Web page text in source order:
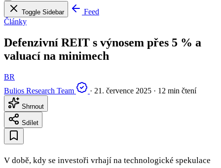
Toggle Sidebar
Feed
Články
Defenzivní REIT s výnosem přes 5 % a
valuací na minimech
BR
Bulios Research Team
· 21. července 2025 · 12 min čtení
Shrnout
Sdílet
V době, kdy se investoři vrhají na technologické spekulace